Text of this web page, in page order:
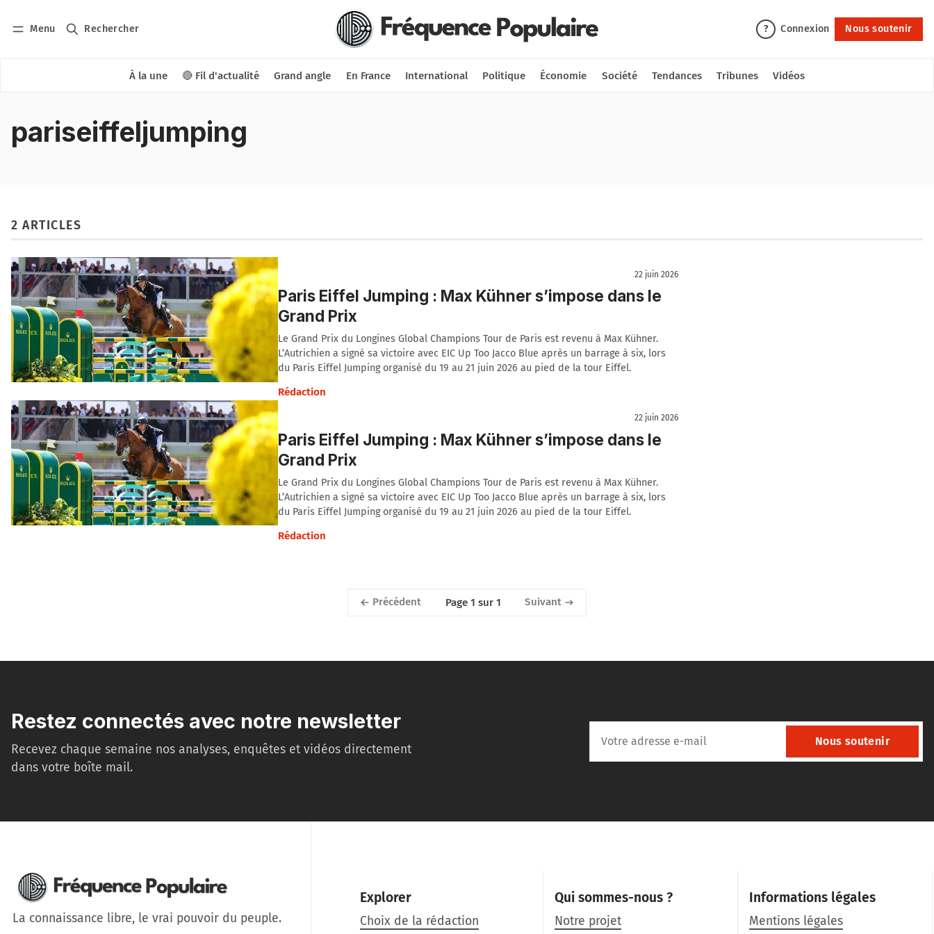
Menu Rechercher ? Connexion Nous soutenir
À la une 🔴 Fil d'actualité Grand angle En France International Politique Économie Société Tendances Tribunes Vidéos
Nous soutenir
pariseiffeljumping
2 ARTICLES
22 juin 2026
Paris Eiffel Jumping : Max Kühner s’impose dans le
Grand Prix
Le Grand Prix du Longines Global Champions Tour de Paris est revenu à Max Kühner.
L’Autrichien a signé sa victoire avec EIC Up Too Jacco Blue après un barrage à six, lors
du Paris Eiffel Jumping organisé du 19 au 21 juin 2026 au pied de la tour Eiffel.
Rédaction
22 juin 2026
Paris Eiffel Jumping : Max Kühner s’impose dans le
Grand Prix
Le Grand Prix du Longines Global Champions Tour de Paris est revenu à Max Kühner.
L’Autrichien a signé sa victoire avec EIC Up Too Jacco Blue après un barrage à six, lors
du Paris Eiffel Jumping organisé du 19 au 21 juin 2026 au pied de la tour Eiffel.
Rédaction
Précédent Page 1 sur 1 Suivant
Restez connectés avec notre newsletter
Recevez chaque semaine nos analyses, enquêtes et vidéos directement
dans votre boîte mail.
Nous soutenir
La connaissance libre, le vrai pouvoir du peuple.
Explorer
Choix de la rédaction
Qui sommes-nous ?
Notre projet
Informations légales
Mentions légales